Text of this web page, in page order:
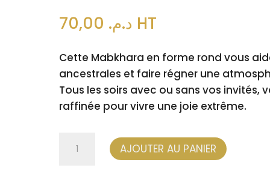
د.م. HT
Cette Mabkhara en forme rond vous
ancestrales et faire régner une
Tous les soirs avec ou sans vos
raffinée pour vivre une joie extrême.
AJOUTER AU PANIER